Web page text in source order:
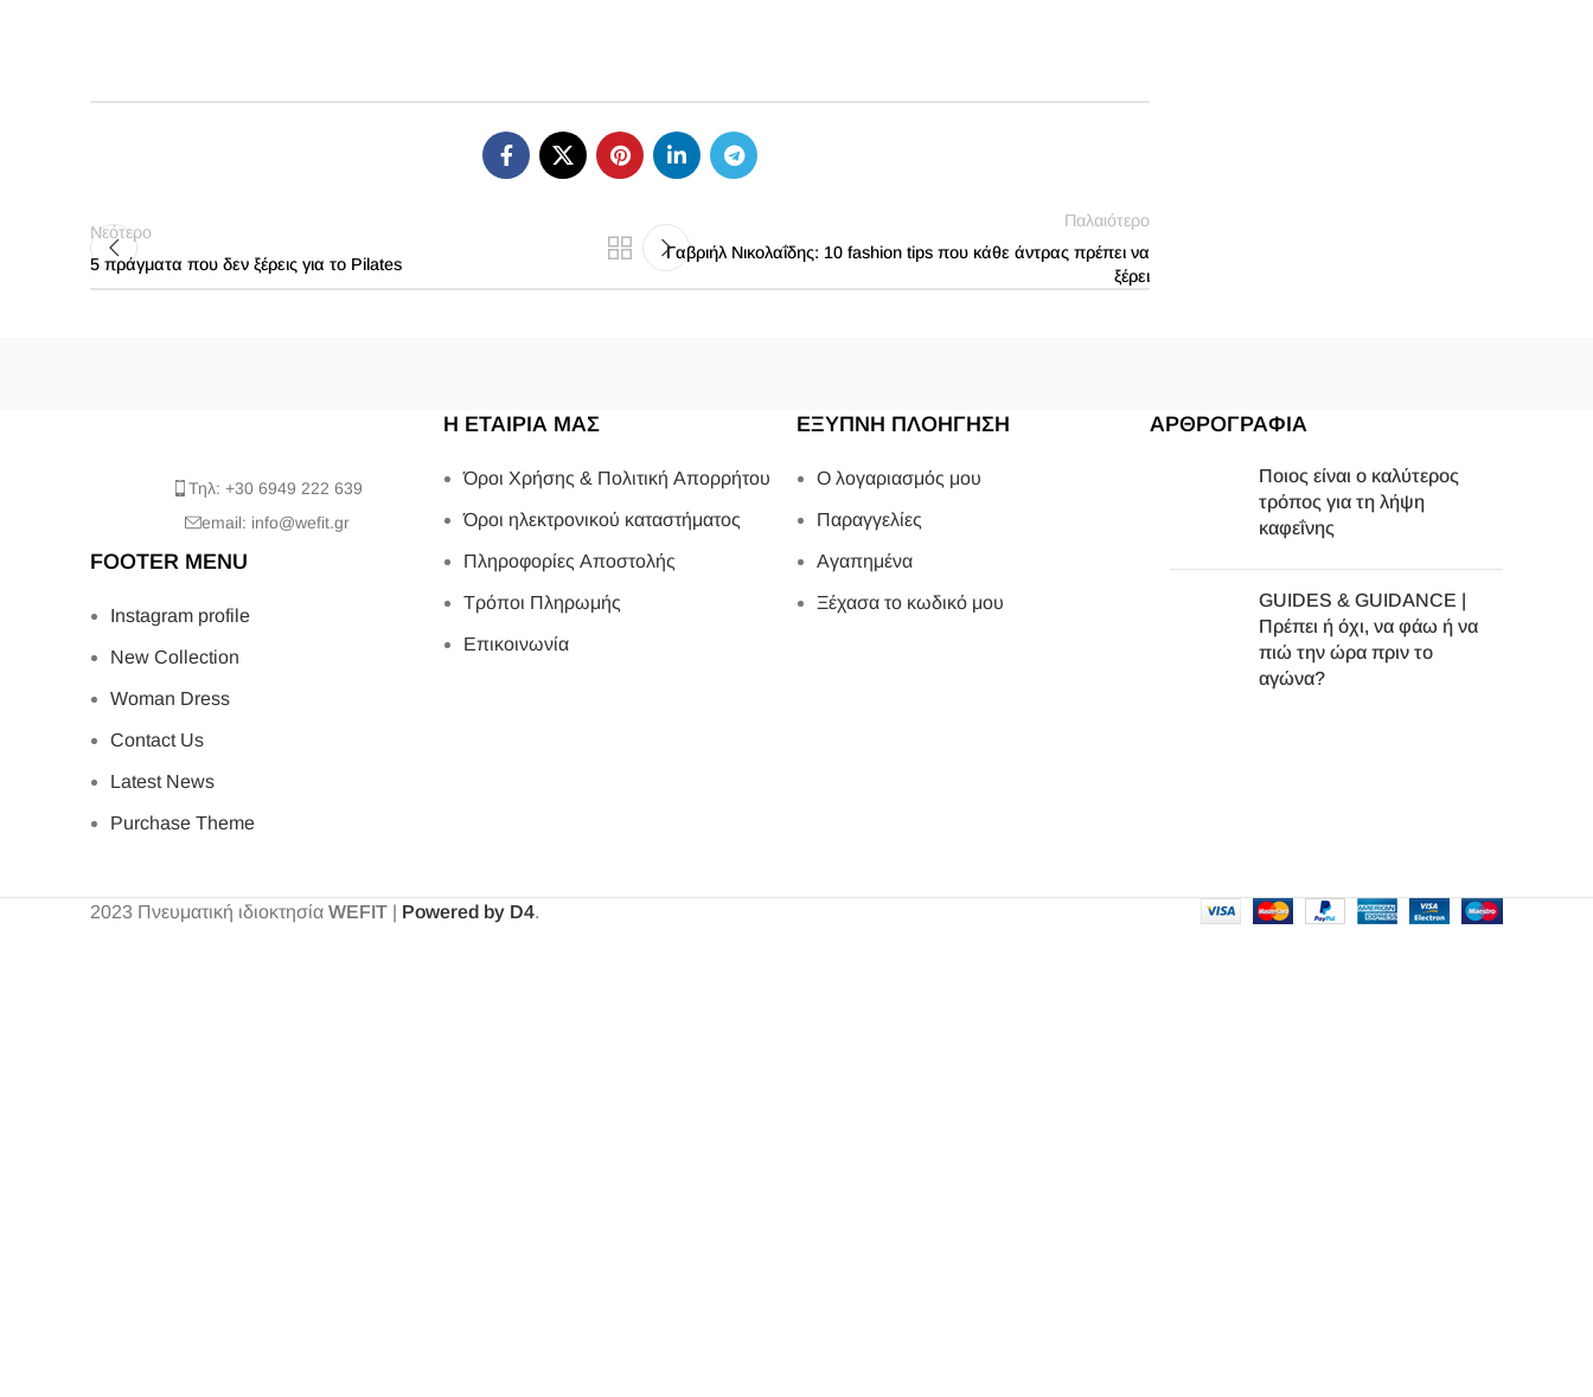
Νεότερο
5 πράγματα που δεν ξέρεις για το Pilates
Παλαιότερο
Γαβριήλ Νικολαΐδης: 10 fashion tips που κάθε άντρας πρέπει να
ξέρει
Τηλ: +30 6949 222 639
email: info@wefit.gr
FOOTER MENU
Instagram profile
New Collection
Woman Dress
Contact Us
Latest News
Purchase Theme
Η ΕΤΑΙΡΙΑ ΜΑΣ
Όροι Χρήσης & Πολιτική Απορρήτου
Όροι ηλεκτρονικού καταστήματος
Πληροφορίες Αποστολής
Τρόποι Πληρωμής
Επικοινωνία
ΕΞΥΠΝΗ ΠΛΟΗΓΗΣΗ
Ο λογαριασμός μου
Παραγγελίες
Αγαπημένα
Ξέχασα το κωδικό μου
ΑΡΘΡΟΓΡΑΦΙΑ
Ποιος είναι ο καλύτερος
τρόπος για τη λήψη
καφεΐνης
GUIDES & GUIDANCE |
Πρέπει ή όχι, να φάω ή να
πιώ την ώρα πριν το
αγώνα?
2023 Πνευματική ιδιοκτησία WEFIT | Powered by D4.